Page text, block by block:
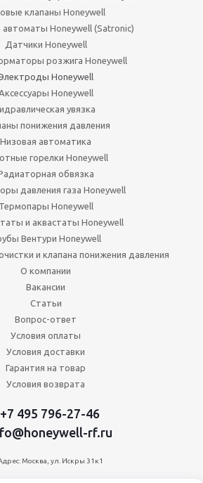
клапаны Honeywell
Honeywell (Satronic)
Датчики Honeywell
розжига Honeywell
Honeywell
Honeywell
увязка
понижения давления
Низовая автоматика
горелки Honeywell
обвязка
давления газа Honeywell
Термопары Honeywell
и аквастаты Honeywell
Вентури Honeywell
и клапана понижения давления
О компании
Вакансии
Статьи
Вопрос-ответ
Условия оплаты
Условия доставки
Гарантия на товар
Условия возврата
+7 495 796-27-46
rf.ru
Москва, ул. Искры 31к1